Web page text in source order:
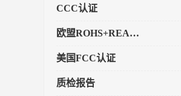
CCC认证
欧盟ROHS+REACH认证
美国FCC认证
质检报告